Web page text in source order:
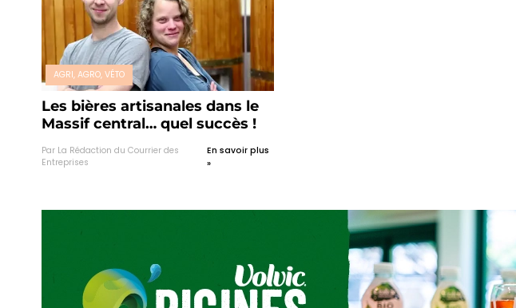
AGRI, AGRO, VÉTO
Les bières artisanales dans le
Massif central… quel succès !
Par La Rédaction du Courrier des
Entreprises
En savoir plus
»